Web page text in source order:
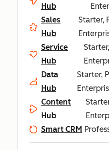
Hub
Sales
Hub
Starter,
Service
Hub
Data
Hub
Starter,
Content
Hub
Smart CRM